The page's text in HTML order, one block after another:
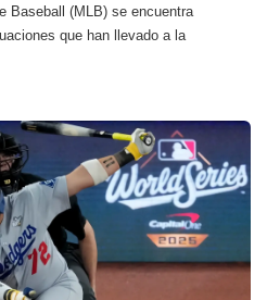
Baseball (MLB) se encuentra
que han llevado a la